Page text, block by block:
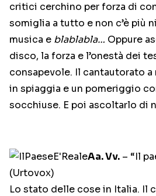
critici cerchino per forza di
somiglia a tutto e non c’è più
musica e blablabla… Oppure
disco, la forza e l’onestà dei
consapevole. Il cantautorato
in spiaggia e un pomeriggio
socchiuse. E poi ascoltarlo di
Aa. Vv. – “Il
(Urtovox)
Lo stato delle cose in Italia. Il